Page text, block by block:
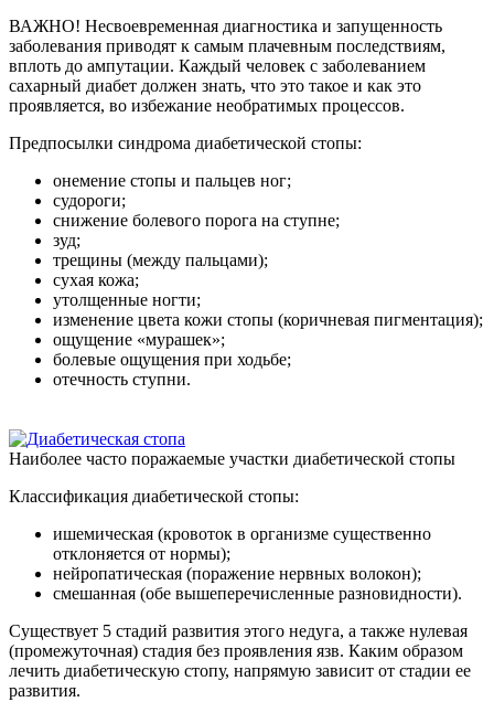
ВАЖНО! Несвоевременная диагностика и запущенность
заболевания приводят к самым плачевным последствиям,
вплоть до ампутации. Каждый человек с заболеванием
сахарный диабет должен знать, что это такое и как это
проявляется, во избежание необратимых процессов.
Предпосылки синдрома диабетической стопы:
онемение стопы и пальцев ног;
судороги;
снижение болевого порога на ступне;
зуд;
трещины (между пальцами);
сухая кожа;
утолщенные ногти;
изменение цвета кожи стопы (коричневая пигментация);
ощущение «мурашек»;
болевые ощущения при ходьбе;
отечность ступни.
Наиболее часто поражаемые участки диабетической стопы
Классификация диабетической стопы:
ишемическая (кровоток в организме существенно
отклоняется от нормы);
нейропатическая (поражение нервных волокон);
смешанная (обе вышеперечисленные разновидности).
Существует 5 стадий развития этого недуга, а также нулевая
(промежуточная) стадия без проявления язв. Каким образом
лечить диабетическую стопу, напрямую зависит от стадии ее
развития.